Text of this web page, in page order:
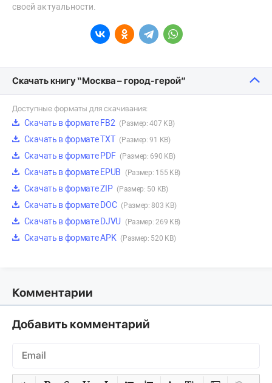
своей актуальности.
Скачать книгу “Москва – город-герой”
Доступные форматы для скачивания:
Скачать в формате FB2 (Размер: 407 KB)
Скачать в формате TXT (Размер: 91 KB)
Скачать в формате PDF (Размер: 690 KB)
Скачать в формате EPUB (Размер: 155 KB)
Скачать в формате ZIP (Размер: 50 KB)
Скачать в формате DOC (Размер: 803 KB)
Скачать в формате DJVU (Размер: 269 KB)
Скачать в формате APK (Размер: 520 KB)
Комментарии
Добавить комментарий